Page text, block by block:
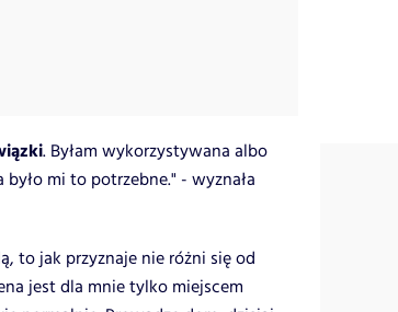
. Byłam wykorzystywana albo
mi to potrzebne." - wyznała
to jak przyznaje nie różni się od
jest dla mnie tylko miejscem